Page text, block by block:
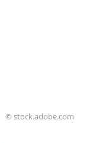
© stock.adobe.com